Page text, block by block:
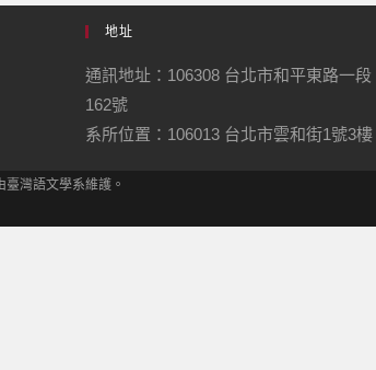
地址
通訊地址：106308 台北市和平東路一段
162號
系所位置：106013 台北市雲和街1號3樓
灣語文學系維護。